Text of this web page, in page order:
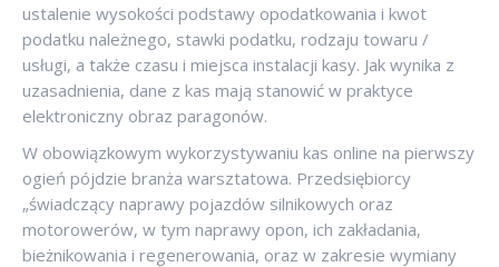
ustalenie wysokości podstawy opodatkowania i kwot
podatku należnego, stawki podatku, rodzaju towaru /
usługi, a także czasu i miejsca instalacji kasy. Jak wynika z
uzasadnienia, dane z kas mają stanowić w praktyce
elektroniczny obraz paragonów.
W obowiązkowym wykorzystywaniu kas online na pierwszy
ogień pójdzie branża warsztatowa. Przedsiębiorcy
„świadczący naprawy pojazdów silnikowych oraz
motorowerów, w tym naprawy opon, ich zakładania,
bieżnikowania i regenerowania, oraz w zakresie wymiany